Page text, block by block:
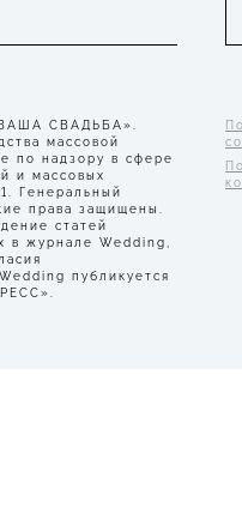
СВАДЬБА».
массовой
по надзору в сфере
и массовых
Генеральный
права защищены.
статей
в журнале Wedding,
публикуется